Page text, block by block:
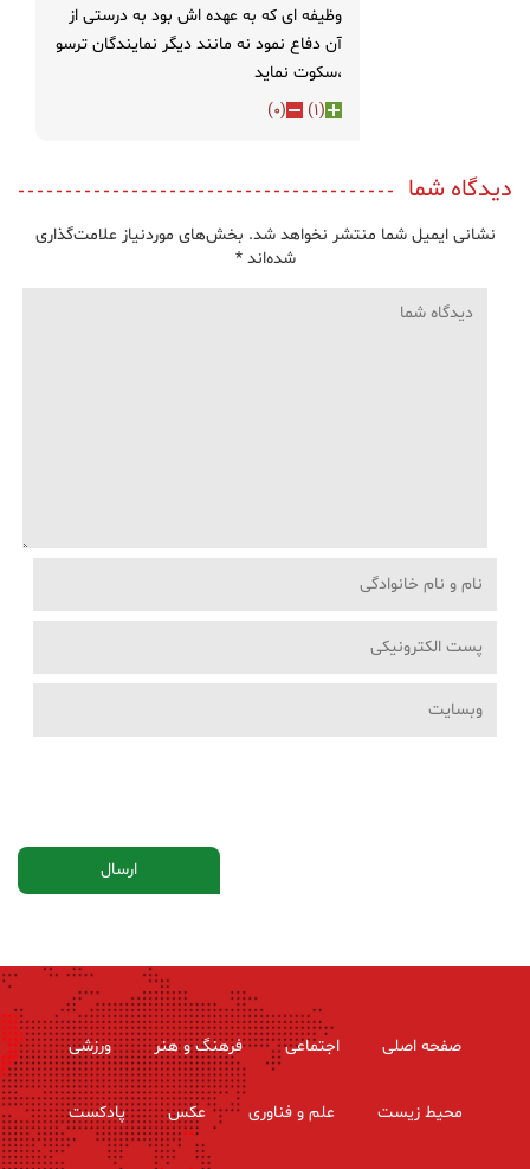
وظیفه ای که به عهده اش بود به درستی از
آن دفاع نمود نه مانند دیگر نمایندگان ترسو
،سکوت نماید
(
1
)
(
0
)
دیدگاه شما
نشانی ایمیل شما منتشر نخواهد شد. بخش‌های موردنیاز علامت‌گذاری
شده‌اند*
صفحه اصلی اجتماعی فرهنگ و هنر ورزشی
محیط زیست علم و فناوری عکس پادکست